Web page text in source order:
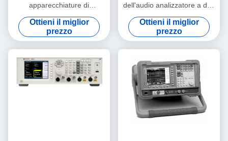
apparecchiature di
misurazione elettroniche
Keysight Agilent N8973A
Ottieni il miglior
prezzo
dell'audio analizzatore a due
vie APx515B di precisione
Ottieni il miglior
prezzo